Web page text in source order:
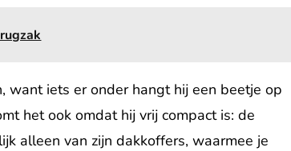
want iets er onder hangt hij een beetje op
het ook omdat hij vrij compact is: de
alleen van zijn dakkoffers, waarmee je